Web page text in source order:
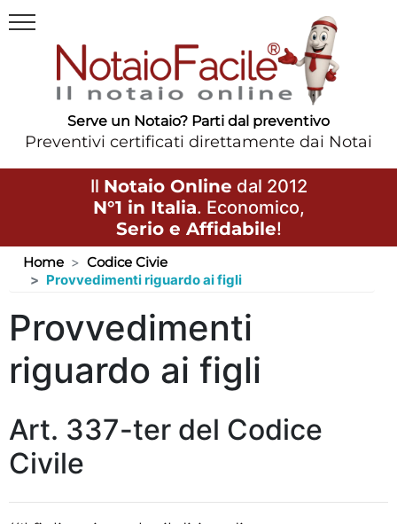
Serve un Notaio? Parti dal preventivo
Preventivi certificati direttamente dai Notai
Il Notaio Online dal 2012
N°1 in Italia. Economico,
Serio e Affidabile!
Home
Codice Civie
Provvedimenti riguardo ai figli
Provvedimenti
riguardo ai figli
Art. 337-ter del Codice
Civile